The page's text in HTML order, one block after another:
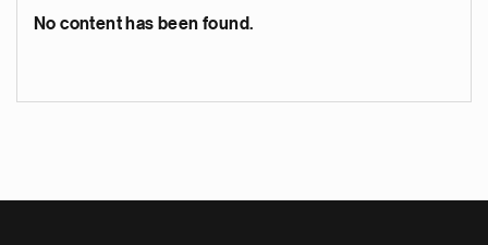
No content has been found.